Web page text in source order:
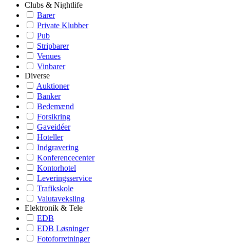
Clubs & Nightlife
Barer
Private Klubber
Pub
Stripbarer
Venues
Vinbarer
Diverse
Auktioner
Banker
Bedemænd
Forsikring
Gaveidéer
Hoteller
Indgravering
Konferencecenter
Kontorhotel
Leveringsservice
Trafikskole
Valutaveksling
Elektronik & Tele
EDB
EDB Løsninger
Fotoforretninger